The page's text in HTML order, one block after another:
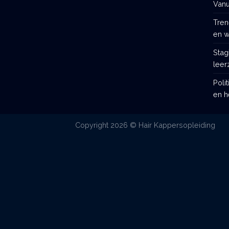
en
en
Copyright 2026 © Hair Kappersopleiding